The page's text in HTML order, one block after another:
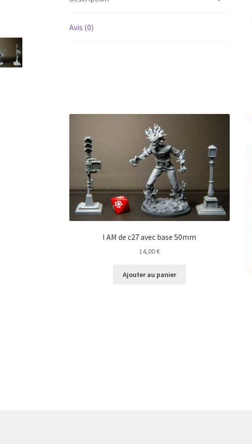
Avis (0)
I AM de c27 avec base 50mm
14,00€
Ajouter au panier